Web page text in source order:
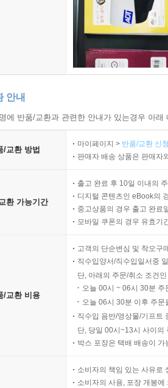
안내
에 반품/교환과 관련한 안내가 있는경우 아
/교환 방법
마이페이지 > 반품/교환 신
판매자 배송 상품은 판매자
환 가능기간
출고 완료 후 10일 이내의
디지털 콘텐츠인 eBook의
중고상품의 경우 출고 완료
모바일 쿠폰의 경우 유효기
/교환 비용
고객의 단순변심 및 착오구
직수입양서/직수입일서중
단, 아래의 주문/취소 조건
오늘 00시 ~ 06시 30분
오늘 06시 30분 이후 주
직수입 음반/영상물/기프트
단, 당일 00시~13시 사이의
박스 포장은 택배 배송이
소비자의 책임 있는 사유로
소비자의 사용, 포장 개봉